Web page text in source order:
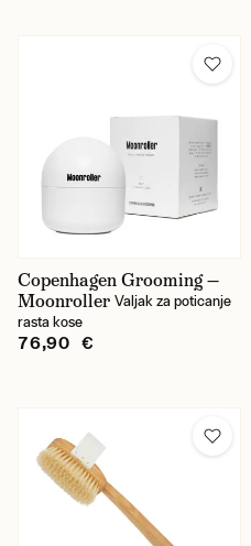
Copenhagen Grooming —
Moonroller Valjak za poticanje
rasta kose
76,90 €